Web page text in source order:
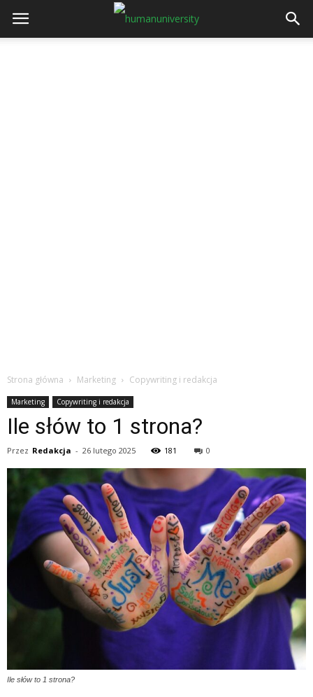
Strona główna Marketing Copywriting i redakcja
Marketing Copywriting i redakcja
Ile słów to 1 strona?
Przez Redakcja - 26 lutego 2025 181 0
Ile słów to 1 strona?